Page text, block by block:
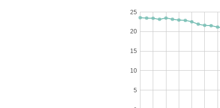
5
10
15
20
25